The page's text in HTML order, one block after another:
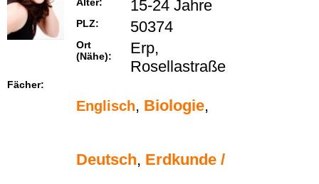
Alter: 15-24 Jahre
PLZ: 50374
Ort
(Nähe):
Erp,
Rosellastraße
Fächer:
Englisch, Biologie,
Deutsch, Erdkunde /